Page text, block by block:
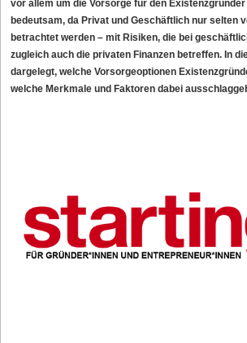
vor allem um die Vorsorge für den
bedeutsam, da Privat und Geschäftlich nur selten
betrachtet werden – mit Risiken, die bei
zugleich auch die privaten Finanzen betreffen. In
dargelegt, welche Vorsorgeoptionen
welche Merkmale und Faktoren dabei